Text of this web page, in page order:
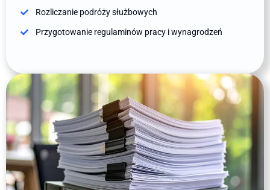
Rozliczanie podróży służbowych
Przygotowanie regulaminów pracy i wynagrodzeń